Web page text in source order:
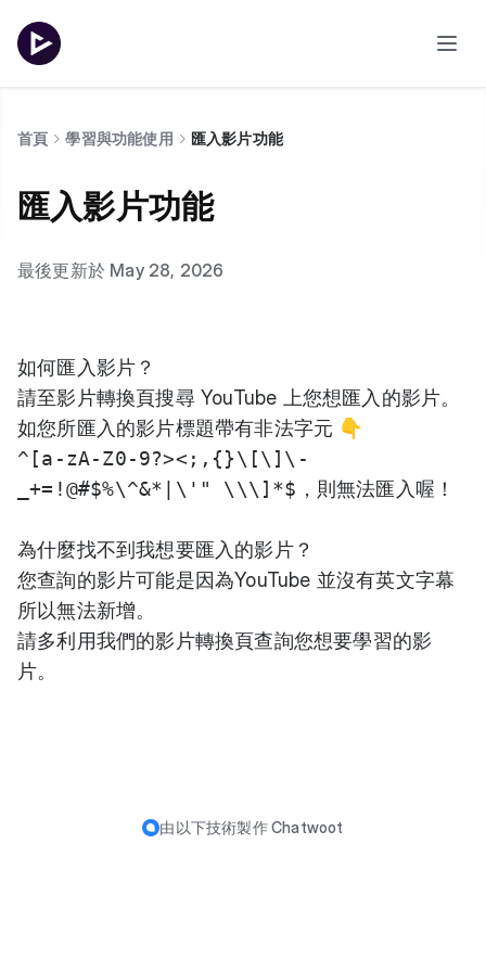
首頁 學習與功能使用 匯入影片功能
匯入影片功能
最後更新於 May 28, 2026
如何匯入影片？
請至影片轉換頁搜尋 YouTube 上您想匯入的影片。
如您所匯入的影片標題帶有非法字元 👇
^[a-zA-Z0-9?><;,{}\[\]\-
_+=!@#$%\^&*|\'" \\\]*$ ，則無法匯入喔！
為什麼找不到我想要匯入的影片？
您查詢的影片可能是因為YouTube 並沒有英文字幕
所以無法新增。
請多利用我們的影片轉換頁查詢您想要學習的影
片。
由以下技術製作Chatwoot